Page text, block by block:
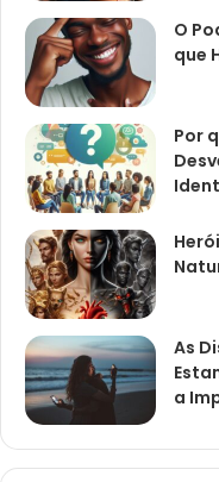
O
que
Por
As
a